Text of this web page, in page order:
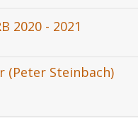
2020 - 2021
(Peter Steinbach)